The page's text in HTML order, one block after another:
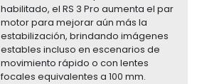
habilitado, el RS 3 Pro aumenta el par
motor para mejorar aún más la
estabilización, brindando imágenes
estables incluso en escenarios de
movimiento rápido o con lentes
focales equivalentes a 100 mm.